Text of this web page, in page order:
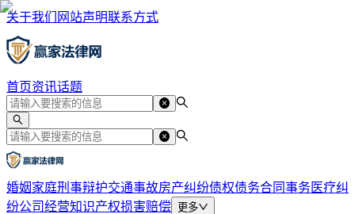
关于我们 网站声明联系方式
首页资讯话题
婚姻家庭刑事辩护交通事故房产纠纷债权债务合同事务医疗纠
纷公司经营知识产权损害赔偿 更多